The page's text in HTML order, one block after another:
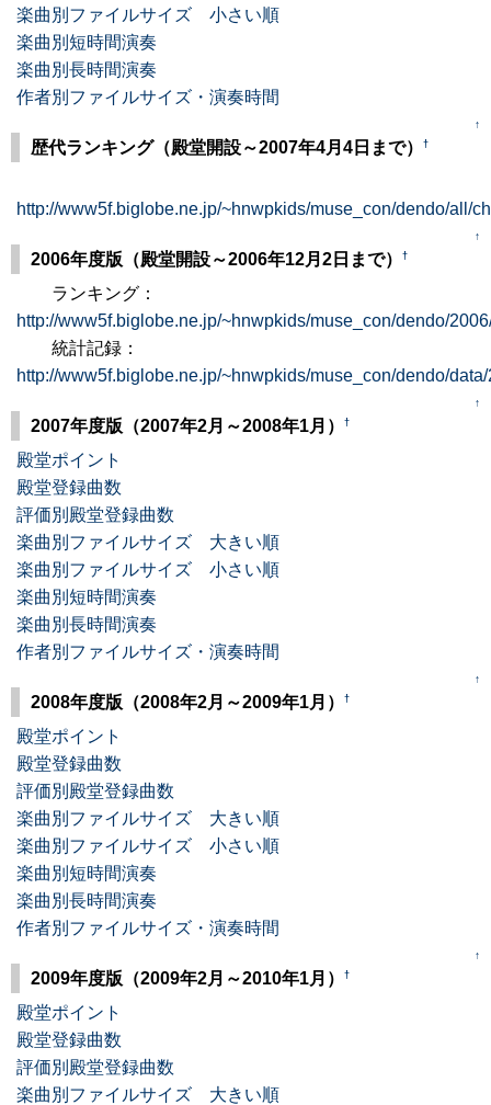
楽曲別ファイルサイズ 小さい順
楽曲別短時間演奏
楽曲別長時間演奏
作者別ファイルサイズ・演奏時間
↑
歴代ランキング（殿堂開設～2007年4月4日まで） †
http://www5f.biglobe.ne.jp/~hnwpkids/muse_con/dendo/all/
↑
2006年度版（殿堂開設～2006年12月2日まで） †
ランキング：
http://www5f.biglobe.ne.jp/~hnwpkids/muse_con/dendo/
統計記録：
http://www5f.biglobe.ne.jp/~hnwpkids/muse_con/dendo/
↑
2007年度版（2007年2月～2008年1月） †
殿堂ポイント
殿堂登録曲数
評価別殿堂登録曲数
楽曲別ファイルサイズ 大きい順
楽曲別ファイルサイズ 小さい順
楽曲別短時間演奏
楽曲別長時間演奏
作者別ファイルサイズ・演奏時間
↑
2008年度版（2008年2月～2009年1月） †
殿堂ポイント
殿堂登録曲数
評価別殿堂登録曲数
楽曲別ファイルサイズ 大きい順
楽曲別ファイルサイズ 小さい順
楽曲別短時間演奏
楽曲別長時間演奏
作者別ファイルサイズ・演奏時間
↑
2009年度版（2009年2月～2010年1月） †
殿堂ポイント
殿堂登録曲数
評価別殿堂登録曲数
楽曲別ファイルサイズ 大きい順